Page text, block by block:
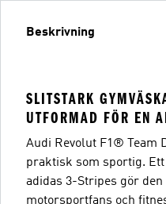
Beskrivning
SLITSTARK
UTFORMAD FÖR EN
Audi Revolut F1® Team
praktisk som sportig.
adidas 3-Stripes gör
motorsportfans och